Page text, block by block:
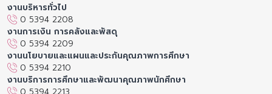
งานบริหารทั่วไป
0 5394 2208
งานการเงิน การคลังและพัสดุ
0 5394 2209
งานนโยบายและแผนและประกันคุณภาพการศึกษา
0 5394 2210
งานบริการการศึกษาและพัฒนาคุณภาพนักศึกษา